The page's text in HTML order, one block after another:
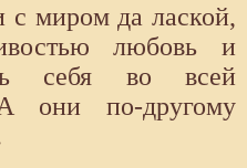
с миром да лаской,
любовь и
себя во всей
они по-другому